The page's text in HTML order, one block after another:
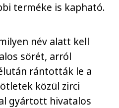
terméke is kapható.
név alatt kell
sörét, arról
rántották le a
közül zirci
gyártott hivatalos